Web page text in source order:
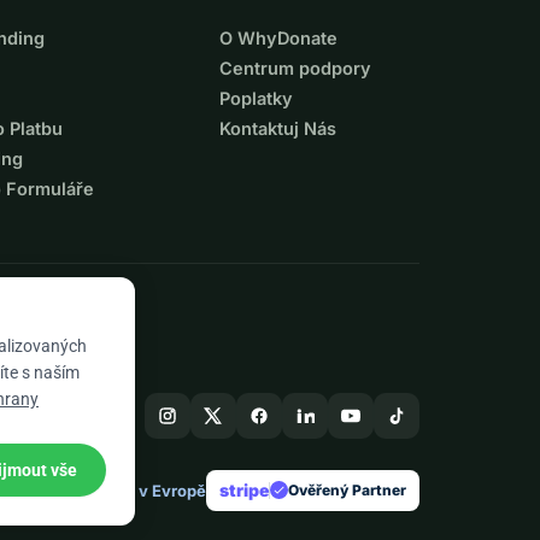
Platbu
Formuláře
O WhyDonate
Centrum podpory
Poplatky
Kontaktuj Nás
Vyrobeno v Evropě stripe check Ověřený Partner
s naším
vše